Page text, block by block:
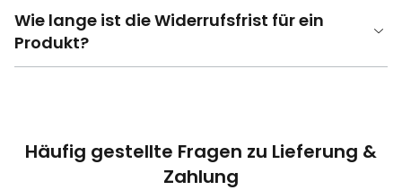
Wie lange ist die Widerrufsfrist für ein
Produkt?
Häufig gestellte Fragen zu Lieferung &
Zahlung